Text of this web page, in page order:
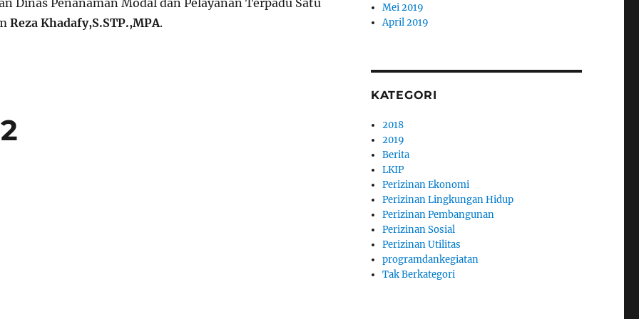
Reza Khadafy,S.STP.,MPA.
Mei 2019
April 2019
KATEGORI
2018
2019
Berita
LKIP
Perizinan Ekonomi
Perizinan Lingkungan Hidup
Perizinan Pembangunan
Perizinan Sosial
Perizinan Utilitas
programdankegiatan
Tak Berkategori